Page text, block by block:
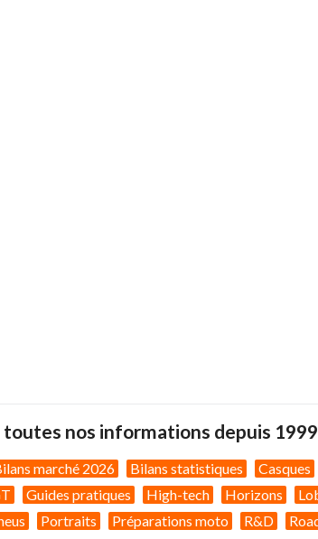
toutes nos informations depuis
marché 2026 Bilans statistiques Casques
Guides pratiques High-tech Horizons
Portraits Préparations moto R&D